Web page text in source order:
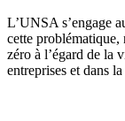
L’UNSA s’engage
cette
zéro à l’égard de la
entreprises et dans